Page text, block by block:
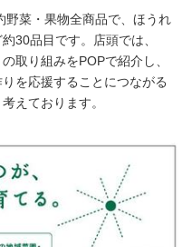
菜・果物全商品で、ほうれ
30品目です。店頭では、
取り組みをPOPで紹介し、
を応援することにつながる
えております。